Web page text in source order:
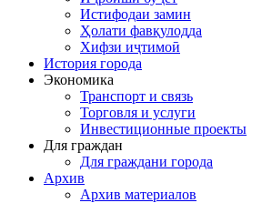
Истифодаи замин
Ҳолати фавқулодда
Хифзи иҷтимоӣ
История города
Экономика
Транспорт и связь
Торговля и услуги
Инвестиционные проекты
Для граждан
Для граждани города
Архив
Архив материалов